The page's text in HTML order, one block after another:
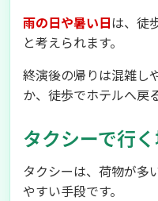
雨の日や暑い日は、徒
と考えられます。
終演後の帰りは混雑し
か、徒歩でホテルへ戻
タクシーで行
タクシーは、荷物が多
やすい手段です。